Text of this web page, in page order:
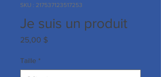
SKU : 217537123517253
Je suis un produit
25,00 $Prix
Taille *